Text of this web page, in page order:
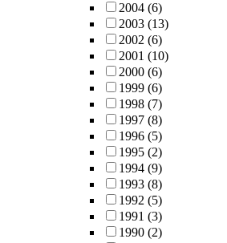
2004 (6)
2003 (13)
2002 (6)
2001 (10)
2000 (6)
1999 (6)
1998 (7)
1997 (8)
1996 (5)
1995 (2)
1994 (9)
1993 (8)
1992 (5)
1991 (3)
1990 (2)